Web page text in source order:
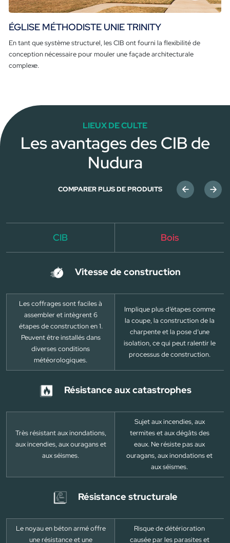
ÉGLISE MÉTHODISTE UNIE TRINITY
En tant que système structurel, les CIB ont fourni la flexibilité de
conception nécessaire pour mouler une façade architecturale
complexe.
LIEUX DE CULTE
Les avantages des CIB de
Nudura
COMPARER PLUS DE PRODUITS
CIB Bois
Vitesse de construction
Les coffrages sont faciles à
assembler et intègrent 6
étapes de construction en 1.
Peuvent être installés dans
diverses conditions
météorologiques.
Implique plus d’étapes comme
la coupe, la construction de la
charpente et la pose d’une
isolation, ce qui peut ralentir le
processus de construction.
Résistance aux catastrophes
Très résistant aux inondations,
aux incendies, aux ouragans et
aux séismes.
Sujet aux incendies, aux
termites et aux dégâts des
eaux. Ne résiste pas aux
ouragans, aux inondations et
aux séismes.
Résistance structurale
Le noyau en béton armé offre
une résistance et une
Risque de détérioration
causée par les parasites et